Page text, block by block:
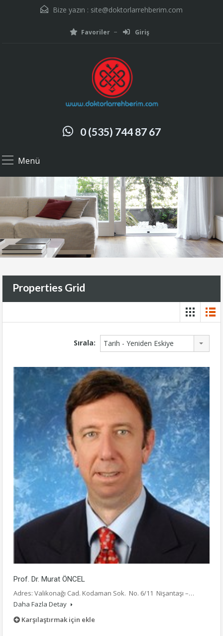
Bize yazın : site@doktorlarrehberim.com
Favoriler Giriş
0 (535) 744 87 67
Menü
Properties Grid
Sırala: Tarih - Yeniden Eskiye
Prof. Dr. Murat ÖNCEL
Adres: Valikonağı Cad. Kodaman Sok. No. 6/11 Nişantaşı –…
Daha Fazla Detay
Karşılaştırmak için ekle